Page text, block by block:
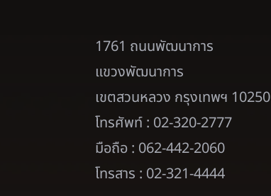
1761 ถนนพัฒนาการ
แขวงพัฒนาการ
เขตสวนหลวง กรุงเทพฯ 10250
โทรศัพท์ : 02-320-2777
มือถือ : 062-442-2060
โทรสาร : 02-321-4444